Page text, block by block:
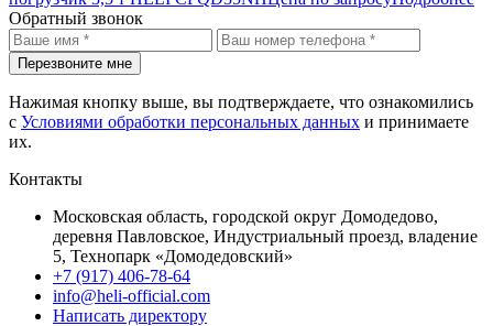
Обратный звонок
Перезвоните мне
Нажимая кнопку выше, вы подтверждаете, что ознакомились
с Условиями обработки персональных данных и принимаете
их.
Контакты
Московская область, городской округ Домодедово,
деревня Павловское, Индустриальный проезд, владение
5, Технопарк «Домодедовский»
+7 (917) 406-78-64
info@heli-official.com
Написать директору